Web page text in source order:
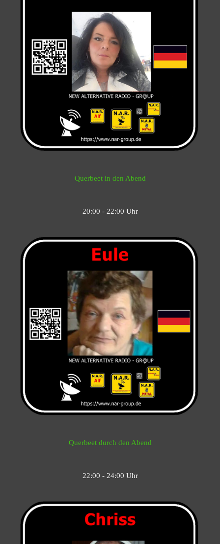
Querbeet in den Abend
20:00 - 22:00 Uhr
Querbeet durch den Abend
22:00 - 24:00 Uhr